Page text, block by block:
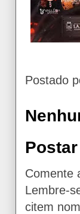
Postado
Comente
Lembre-
citem